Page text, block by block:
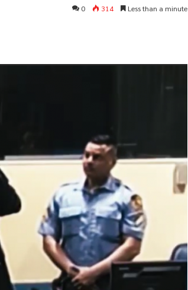
0 314 Less than a minute